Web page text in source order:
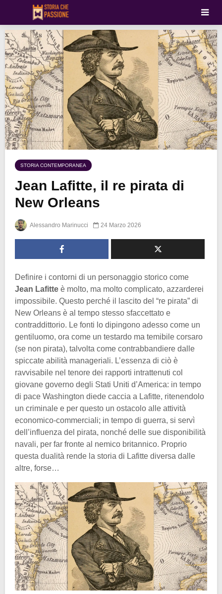
STORIA CONTEMPORANEA
Jean Lafitte, il re pirata di
New Orleans
Alessandro Marinucci 24 Marzo 2026
Definire i contorni di un personaggio storico come
Jean Lafitte è molto, ma molto complicato, azzarderei
impossibile. Questo perché il lascito del “re pirata” di
New Orleans è al tempo stesso sfaccettato e
contraddittorio. Le fonti lo dipingono adesso come un
gentiluomo, ora come un testardo ma temibile corsaro
(se non pirata), talvolta come contrabbandiere dalle
spiccate abilità manageriali. L’essenza di ciò è
ravvisabile nel tenore dei rapporti intrattenuti col
giovane governo degli Stati Uniti d’America: in tempo
di pace Washington diede caccia a Lafitte, ritenendolo
un criminale e per questo un ostacolo alle attività
economico-commerciali; in tempo di guerra, si servì
dell’influenza del pirata, nonché delle sue disponibilità
navali, per far fronte al nemico britannico. Proprio
questa dualità rende la storia di Lafitte diversa dalle
altre, forse…